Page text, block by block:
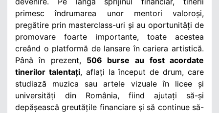
primesc îndrumarea unor mentori valoroși,
pregătire prin masterclass-uri și au oportunități de
promovare foarte importante, toate acestea
creând o platformă de lansare în cariera artistică.
Până în prezent, 506 burse
au fost acordate
tinerilor talentați, aflați la început de drum, care
studiază muzica sau artele vizuale în licee și
universități din România, fiind ajutați să-și
depășească greutățile financiare și să continue să-